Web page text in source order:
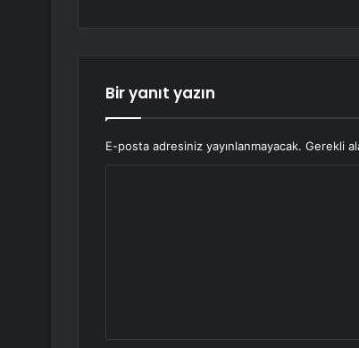
Bir yanıt yazın
E-posta adresiniz yayınlanmayacak. Gerekli